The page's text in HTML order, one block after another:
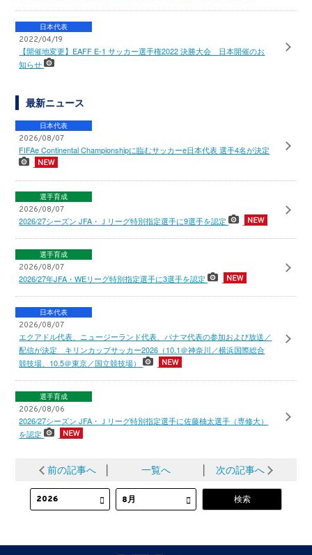
日本代表
2022/04/19
【開催地変更】EAFF E-1 サッカー選手権2022 決勝大会 日本開催のお
知らせ
最新ニュース
日本代表
2026/08/07
FIFAe Continental Championshipに臨むサッカーe日本代表 選手4名が決定
選手育成
2026/08/07
2026/27シーズン JFA・Ｊリーグ特別指定選手に9選手を認定
選手育成
2026/08/07
2026/27年JFA・WEリーグ特別指定選手に3選手を認定
日本代表
2026/08/07
エクアドル代表、ニュージーランド代表、パナマ代表の参加および放送／
配信が決定 キリンカップサッカー2026（10.1＠神奈川／横浜国際総合
競技場、10.5＠東京／国立競技場）
選手育成
2026/08/06
2026/27シーズン JFA・Ｊリーグ特別指定選手に佐藤柚太選手（専修大）
を認定
前の記事へ 一覧へ 次の記事へ